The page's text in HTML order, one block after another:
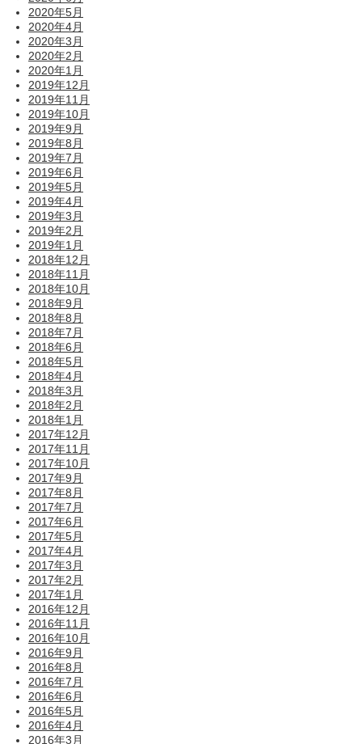
2020年5月
2020年4月
2020年3月
2020年2月
2020年1月
2019年12月
2019年11月
2019年10月
2019年9月
2019年8月
2019年7月
2019年6月
2019年5月
2019年4月
2019年3月
2019年2月
2019年1月
2018年12月
2018年11月
2018年10月
2018年9月
2018年8月
2018年7月
2018年6月
2018年5月
2018年4月
2018年3月
2018年2月
2018年1月
2017年12月
2017年11月
2017年10月
2017年9月
2017年8月
2017年7月
2017年6月
2017年5月
2017年4月
2017年3月
2017年2月
2017年1月
2016年12月
2016年11月
2016年10月
2016年9月
2016年8月
2016年7月
2016年6月
2016年5月
2016年4月
2016年3月